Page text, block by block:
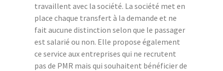
travaillent avec la société. La société met en
place chaque transfert à la demande et ne
fait aucune distinction selon que le passager
est salarié ou non. Elle propose également
ce service aux entreprises qui ne recrutent
pas de PMR mais qui souhaitent bénéficier de